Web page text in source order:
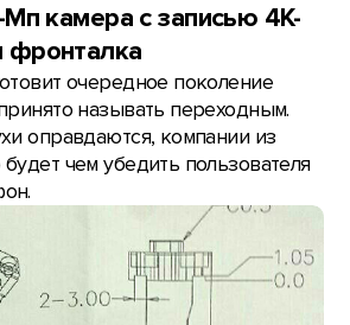
Мп камера с записью 4К-
фронталка
очередное поколение
называть переходным.
оправдаются, компании из
чем убедить пользователя